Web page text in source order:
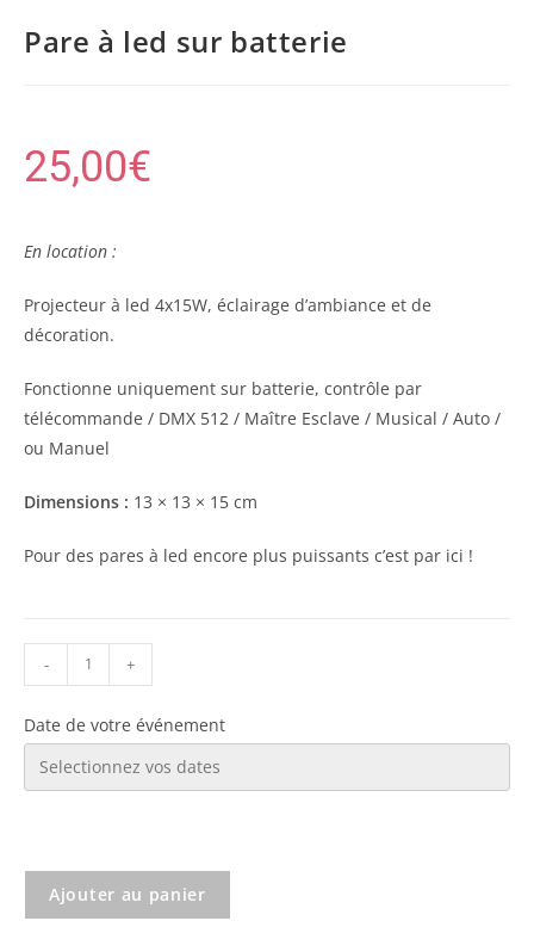
Pare à led sur batterie
25,00€
En location :
Projecteur à led 4x15W, éclairage d’ambiance et de
décoration.
Fonctionne uniquement sur batterie, contrôle par
télécommande / DMX 512 / Maître Esclave / Musical / Auto /
ou Manuel
Dimensions : 13 × 13 × 15 cm
Pour des pares à led encore plus puissants c’est par ici !
- +
Date de votre événement
Ajouter au panier